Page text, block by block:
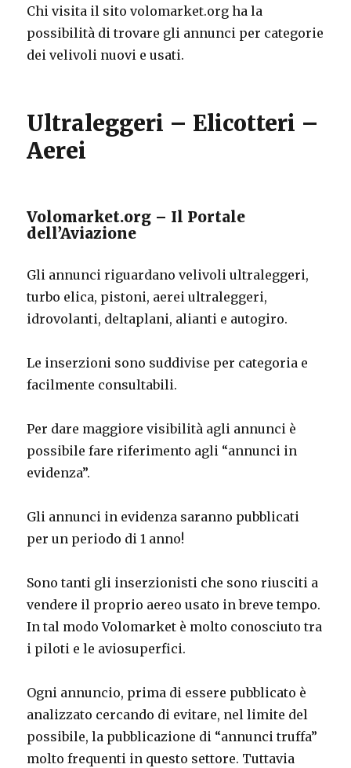
Chi visita il sito volomarket.org ha la
possibilità di trovare gli annunci per categorie
dei velivoli nuovi e usati.
Ultraleggeri – Elicotteri –
Aerei
Volomarket.org – Il Portale
dell’Aviazione
Gli annunci riguardano velivoli ultraleggeri,
turbo elica, pistoni, aerei ultraleggeri,
idrovolanti, deltaplani, alianti e autogiro.
Le inserzioni sono suddivise per categoria e
facilmente consultabili.
Per dare maggiore visibilità agli annunci è
possibile fare riferimento agli “annunci in
evidenza”.
Gli annunci in evidenza saranno pubblicati
per un periodo di 1 anno!
Sono tanti gli inserzionisti che sono riusciti a
vendere il proprio aereo usato in breve tempo.
In tal modo Volomarket è molto conosciuto tra
i piloti e le aviosuperfici.
Ogni annuncio, prima di essere pubblicato è
analizzato cercando di evitare, nel limite del
possibile, la pubblicazione di “annunci truffa”
molto frequenti in questo settore. Tuttavia